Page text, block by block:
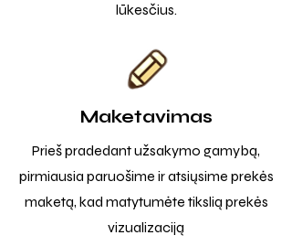
lūkesčius.
Maketavimas
Prieš pradedant užsakymo gamybą,
pirmiausia paruošime ir atsiųsime prekės
maketą, kad matytumėte tikslią prekės
vizualizaciją